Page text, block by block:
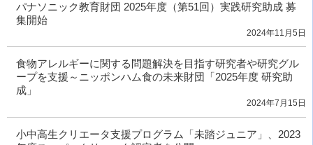
パナソニック教育財団 2025年度（第51回）実践研究助成 募
集開始
2024年11月5日
食物アレルギーに関する問題解決を目指す研究者や研究グル
ープを支援～ニッポンハム食の未来財団「2025年度 研究助
成」
2024年7月15日
小中高生クリエータ支援プログラム「未踏ジュニア」、2023